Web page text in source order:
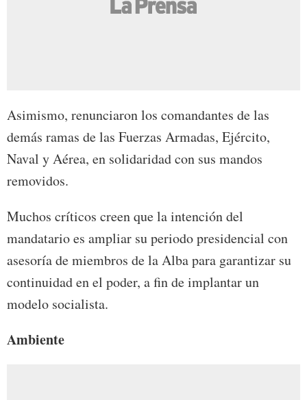
Asimismo, renunciaron los comandantes de las
demás ramas de las Fuerzas Armadas, Ejército,
Naval y Aérea, en solidaridad con sus mandos
removidos.
Muchos críticos creen que la intención del
mandatario es ampliar su periodo presidencial con
asesoría de miembros de la Alba para garantizar su
continuidad en el poder, a fin de implantar un
modelo socialista.
Ambiente